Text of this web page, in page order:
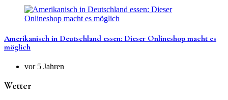
Amerikanisch in Deutschland essen: Dieser Onlineshop macht es
möglich
vor 5 Jahren
Wetter